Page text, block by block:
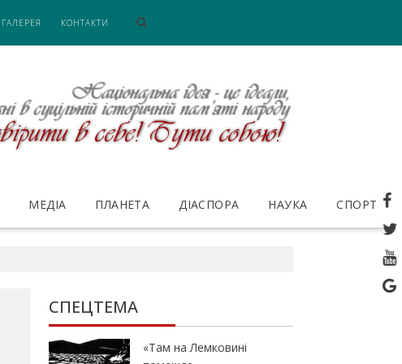
ГАЛЕРЕЯ КОНТАКТИ
МЕДІА ПЛАНЕТА ДІАСПОРА НАУКА СПОРТ
СПЕЦТЕМА
«Там на Лемковині